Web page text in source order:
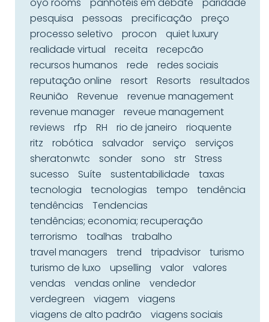
pesquisa
pessoas precificação
preço
processo seletivo
procon
quiet luxury
realidade virtual
receita
recepcão
recursos humanos
rede
redes sociais
reputação online
resort Resorts
resultados
Reunião
Revenue
revenue management
revenue manager
reveue management
reviews
rfp RH rio de janeiro
rioquente
ritz
robótica salvador serviço
serviços
sheratonwtc
sonder sono str
Stress
sucesso
Suíte sustentabilidade
taxas
tecnologia
tecnologias tempo
tendência
tendências
Tendencias
tendências; economia; recuperação
terrorismo
toalhas
trabalho
travel managers
trend tripadvisor
turismo
turismo de luxo
upselling valor
valores
vendas
vendas online
vendedor
verdegreen
viagem
viagens
viagens de alto padrão
viagens sociais